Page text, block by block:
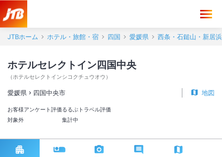
JTBホーム ホテル・旅館・宿 四国 愛媛県 西条・石鎚山・新居浜
ホテルセレクトイン四国中央
（ホテルセレクトインシコクチュウオウ ）
愛媛県 四国中央市 地図
お客様アンケート評価
対象外
るるぶトラベル評価
集計中